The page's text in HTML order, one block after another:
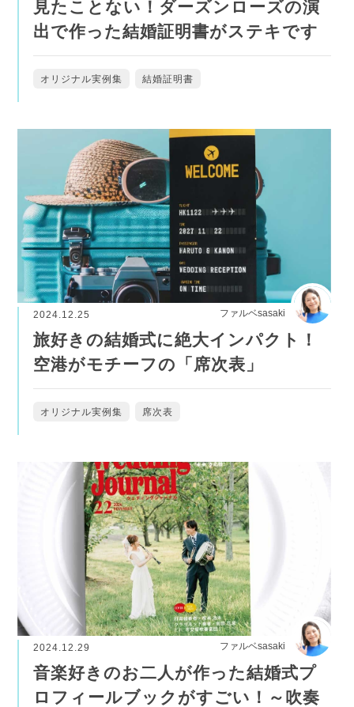
見たことない！ダーズンローズの演
出で作った結婚証明書がステキです
オリジナル実例集 結婚証明書
ファルベsasaki
2024.12.25
旅好きの結婚式に絶大インパクト！
空港がモチーフの「席次表」
オリジナル実例集 席次表
ファルベsasaki
2024.12.29
音楽好きのお二人が作った結婚式プ
ロフィールブックがすごい！～吹奏